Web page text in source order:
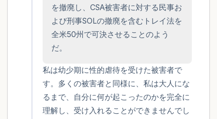
を撤廃し、CSA被害者に対する民事お
よび刑事SOLの撤廃を含むトレイ法を
全米50州で可決させることのよう
だ。
私は幼少期に性的虐待を受けた被害者で
す。多くの被害者と同様に、私は大人にな
るまで、自分に何が起こったのかを完全に
理解し、受け入れることができませんでし